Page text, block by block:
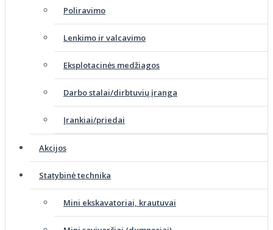
Poliravimo
Lenkimo ir valcavimo
Eksplotacinės medžiagos
Darbo stalai/dirbtuvių įranga
Įrankiai/priedai
Akcijos
Statybinė technika
Mini ekskavatoriai, krautuvai